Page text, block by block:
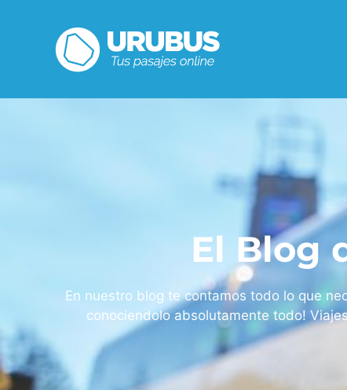
El Blog
En nuestro blog te contamos todo lo que
conociendolo absolutamente todo!